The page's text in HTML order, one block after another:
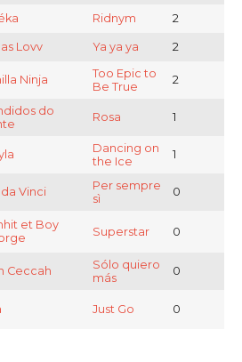
Ridnym 2
Lovv Ya ya ya 2
Ninja
Too Epic to
Be True
2
do
Rosa 1
Dancing on
the Ice
1
da Vinci
Per sempre
sì
0
et Boy
Superstar 0
Ceccah
Sólo quiero
más
0
Just Go 0